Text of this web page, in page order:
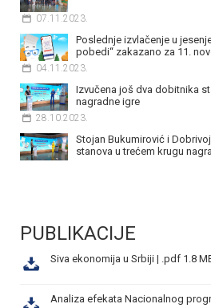
07.11.2023.
Poslednje izvlačenje u
pobedi“ zakazano za 11.
04.11.2023.
Izvučena još dva dobitnika
nagradne igre
28.10.2023.
Stojan Bukumirović i
stanova u trećem krugu
PUBLIKACIJE
Siva ekonomija u Srbiji | .pdf 1.8
Analiza efekata Nacionalnog